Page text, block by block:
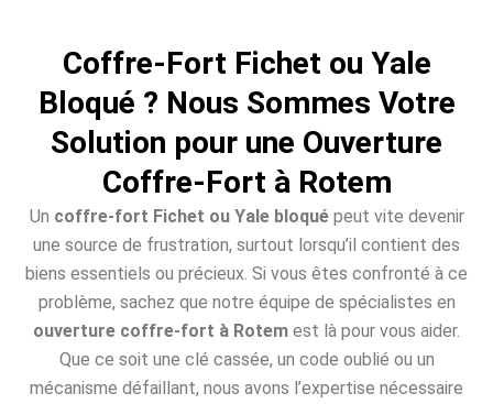
Coffre-Fort Fichet ou Yale
Bloqué ? Nous Sommes Votre
Solution pour une Ouverture
Coffre-Fort à Rotem
Un coffre-fort Fichet ou Yale bloquépeut vite devenir
une source de frustration, surtout lorsqu’il contient des
biens essentiels ou précieux. Si vous êtes confronté à ce
problème, sachez que notre équipe de spécialistes en
ouverture coffre-fort à Rotem est là pour vous aider.
Que ce soit une clé cassée, un code oublié ou un
mécanisme défaillant, nous avons l’expertise nécessaire